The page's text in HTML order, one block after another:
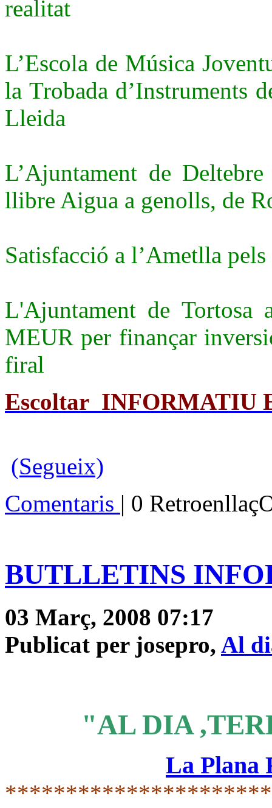
realitat
L’Escola de Música
la Trobada d’Instruments
Lleida
L’Ajuntament de
llibre Aigua a genolls, de
Satisfacció a l’Ametlla
L'Ajuntament de Tortosa
MEUR per finançar
firal
Escoltar INFORMATIU
(Segueix)
Comentaris | 0
BUTLLETINS
03 Març, 2008 07:17
Publicat per josepro, Al
"AL DIA
La Plana